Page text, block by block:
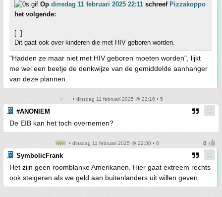
Op dinsdag 11 februari 2025 22:11 schreef Pizzakoppo
het volgende:
[..]
Dit gaat ook over kinderen die met HIV geboren worden.
"Hadden ze maar niet met HIV geboren moeten worden", lijkt
me wel een beetje de denkwijze van de gemiddelde aanhanger
van deze plannen.
• dinsdag 11 februari 2025 @ 22:16 • 5
#ANONIEM
De EIB kan het toch overnemen?
• dinsdag 11 februari 2025 @ 22:30 • 6
SymbolicFrank
Het zijn geen roomblanke Amerikanen. Hier gaat extreem rechts
ook steigeren als we geld aan buitenlanders uit willen geven.